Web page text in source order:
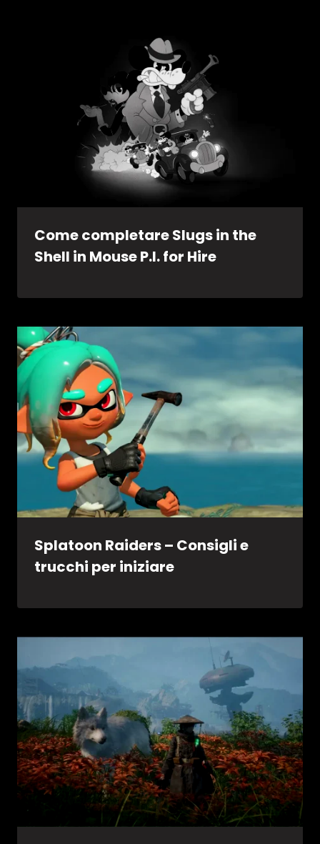
Come completare Slugs in the
Shell in Mouse P.I. for Hire
Splatoon Raiders – Consigli e
trucchi per iniziare